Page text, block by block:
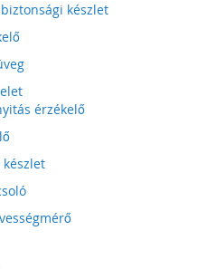
készlet
érzékelő
készlet